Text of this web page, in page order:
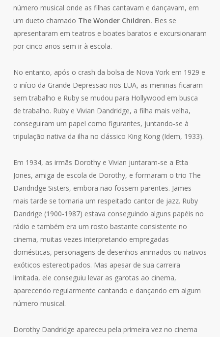
número musical onde as filhas cantavam e dançavam, em
um dueto chamado The Wonder Children. Eles se
apresentaram em teatros e boates baratos e excursionaram
por cinco anos sem ir à escola.
No entanto, após o crash da bolsa de Nova York em 1929 e
o início da Grande Depressão nos EUA, as meninas ficaram
sem trabalho e Ruby se mudou para Hollywood em busca
de trabalho. Ruby e Vivian Dandridge, a filha mais velha,
conseguiram um papel como figurantes, juntando-se à
tripulação nativa da ilha no clássico King Kong (Idem, 1933).
Em 1934, as irmãs Dorothy e Vivian juntaram-se a Etta
Jones, amiga de escola de Dorothy, e formaram o trio The
Dandridge Sisters, embora não fossem parentes. James
mais tarde se tornaria um respeitado cantor de jazz. Ruby
Dandrige (1900-1987) estava conseguindo alguns papéis no
rádio e também era um rosto bastante consistente no
cinema, muitas vezes interpretando empregadas
domésticas, personagens de desenhos animados ou nativos
exóticos estereotipados. Mas apesar de sua carreira
limitada, ele conseguiu levar as garotas ao cinema,
aparecendo regularmente cantando e dançando em algum
número musical.
Dorothy Dandridge apareceu pela primeira vez no cinema